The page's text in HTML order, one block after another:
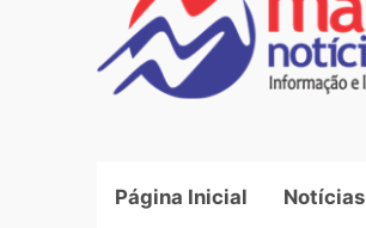
Página Inicial (current)
Notícias